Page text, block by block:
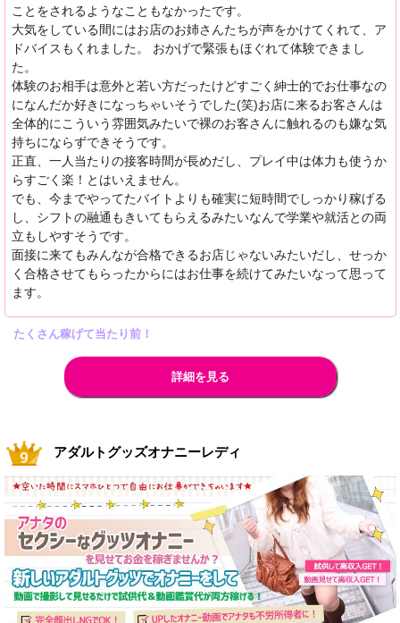
ことをされるようなこともなかったです。
大気をしている間にはお店のお姉さんたちが声をかけてくれて、ア
ドバイスもくれました。 おかげで緊張もほぐれて体験できまし
た。
体験のお相手は意外と若い方だったけどすごく紳士的でお仕事なの
になんだか好きになっちゃいそうでした(笑)お店に来るお客さんは
全体的にこういう雰囲気みたいで裸のお客さんに触れるのも嫌な気
持ちにならずできそうです。
正直、一人当たりの接客時間が長めだし、プレイ中は体力も使うか
らすごく楽！とはいえません。
でも、今までやってたバイトよりも確実に短時間でしっかり稼げる
し、シフトの融通もきいてもらえるみたいなんで学業や就活との両
立もしやすそうです。
面接に来てもみんなが合格できるお店じゃないみたいだし、せっか
く合格させてもらったからにはお仕事を続けてみたいなって思って
ます。
たくさん稼げて当たり前！
詳細を見る
アダルトグッズオナニーレディ